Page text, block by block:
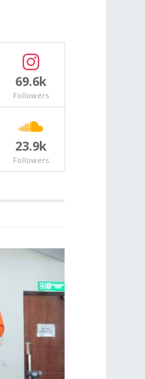
69.6k
Followers
23.9k
Followers